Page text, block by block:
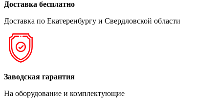
Доставка бесплатно
Доставка по Екатеренбургу и Свердловской области
Заводская гарантия
На оборудование и комплектующие